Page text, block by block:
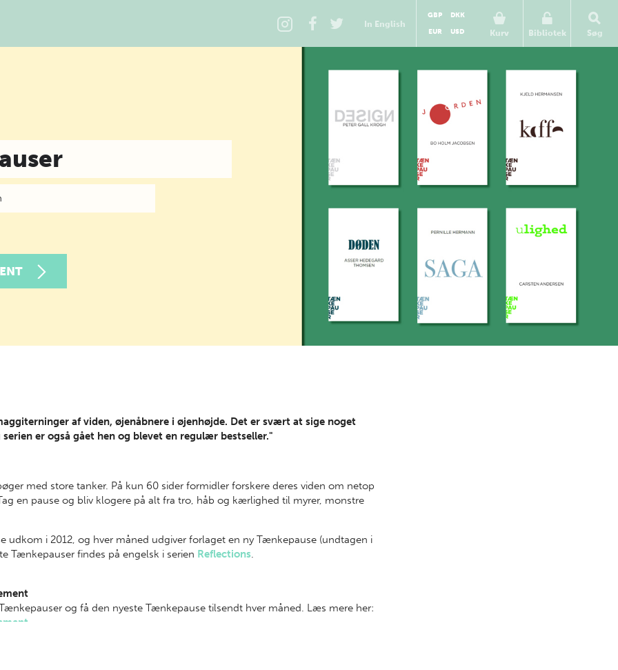
In English
Kurv
GBP
DKK
EUR
USD Bibliotek Søg
af viden, øjenåbnere i øjenhøjde. Det er svært at sige noget
er også gået hen og blevet en regulær bestseller."
med store tanker. På kun 60 sider formidler forskere deres viden om netop
en pause og bliv klogere på alt fra tro, håb og kærlighed til myrer, monstre
udkom i 2012, og hver måned udgiver forlaget en ny Tænkepause (undtagen i
Tænkepauser findes på engelsk i serien Reflections.
og få den nyeste Tænkepause tilsendt hver måned. Læs mere her: